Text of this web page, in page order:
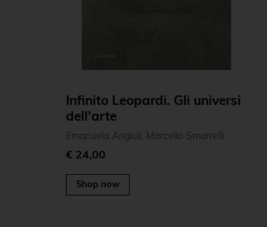
Infinito Leopardi. Gli universi
dell'arte
Emanuela Angiuli, Marcello Smarrelli
€ 24,00
Shop now